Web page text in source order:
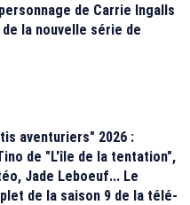
de Carrie Ingalls
la nouvelle série de
aventuriers" 2026 :
de "L'île de la tentation",
Jade Leboeuf... Le
de la saison 9 de la télé-